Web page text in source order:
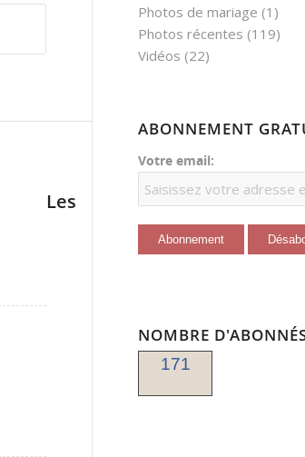
Les
Photos de mariage (1)
Photos récentes (119)
Vidéos (22)
ABONNEMENT
Votre email:
NOMBRE
171